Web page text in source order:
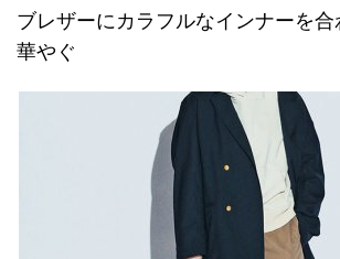
ブレザーにカラフルなインナーを
華やぐ